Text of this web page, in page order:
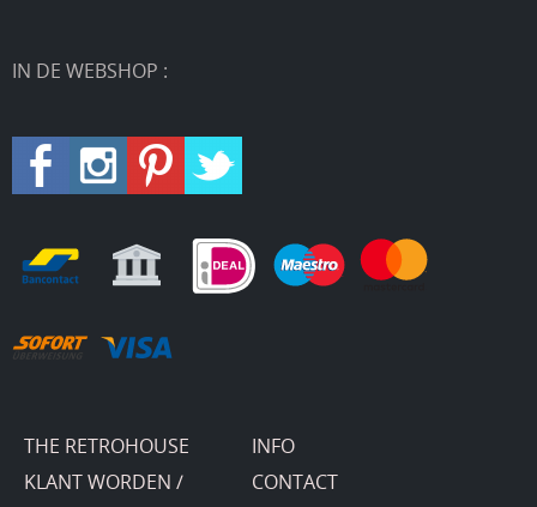
IN DE WEBSHOP :
THE RETROHOUSE
INFO
KLANT WORDEN /
CONTACT